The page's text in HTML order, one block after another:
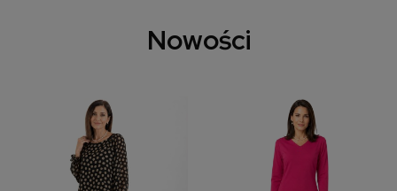
Nowości